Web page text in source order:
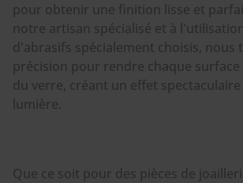
pour obtenir une finition lisse et
notre artisan spécialisé et à
d'abrasifs spécialement choisis, nous
précision pour rendre chaque surface
du verre, créant un effet spectaculaire
lumière.
Que ce soit pour des pièces de